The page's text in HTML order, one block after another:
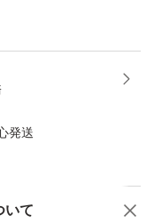
発送
いて
商品への質問